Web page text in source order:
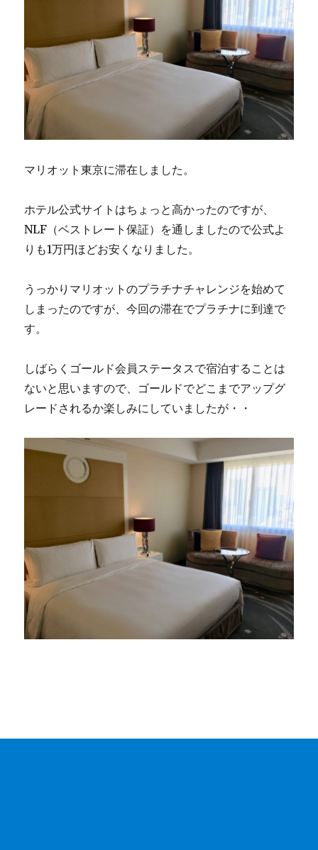
マリオット東京に滞在しました。
ホテル公式サイトはちょっと高かったのですが、
NLF（ベストレート保証）を通しましたので公式よ
りも1万円ほどお安くなりました。
うっかりマリオットのプラチナチャレンジを始めて
しまったのですが、今回の滞在でプラチナに到達で
す。
しばらくゴールド会員ステータスで宿泊することは
ないと思いますので、ゴールドでどこまでアップグ
レードされるか楽しみにしていましたが・・